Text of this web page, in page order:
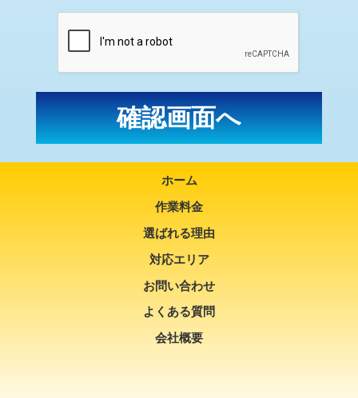
ホーム
作業料金
選ばれる理由
対応エリア
お問い合わせ
よくある質問
会社概要